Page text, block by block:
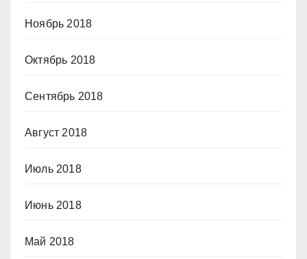
Ноябрь 2018
Октябрь 2018
Сентябрь 2018
Август 2018
Июль 2018
Июнь 2018
Май 2018